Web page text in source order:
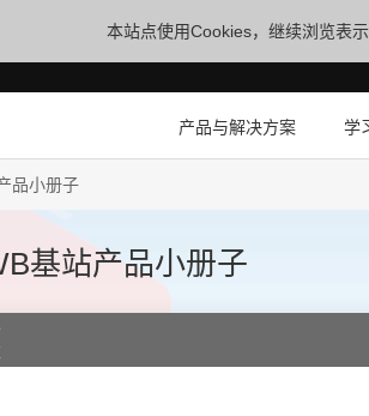
本站点使用Cookies，继续浏览表
产品与解决方案 学
品小册子
基站产品小册子